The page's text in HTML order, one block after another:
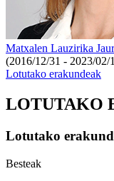
Matxalen Lauzirika
(2016/12/31 - 2023/02/
Lotutako erakundeak
LOTUTAKO
Lotutako
Besteak